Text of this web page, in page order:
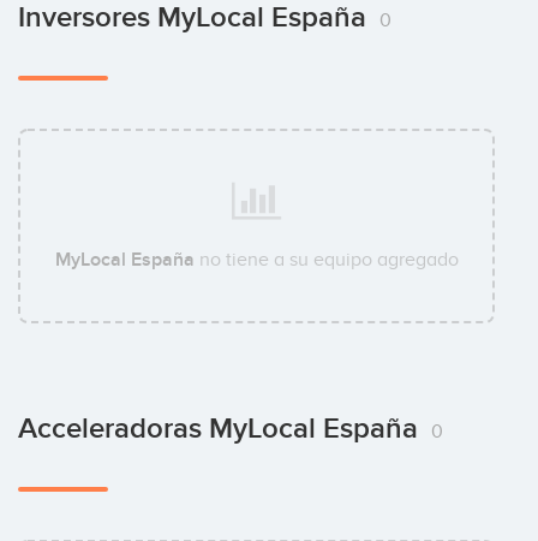
Inversores MyLocal España 0
MyLocal España no tiene a su equipo agregado
Acceleradoras MyLocal España 0